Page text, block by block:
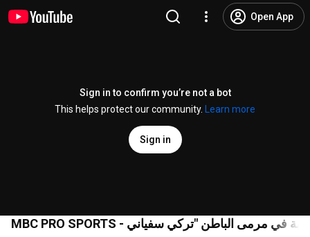
Open App
Sign in to confirm you’re not a bot
This helps protect our community.
Learn more
Sign in